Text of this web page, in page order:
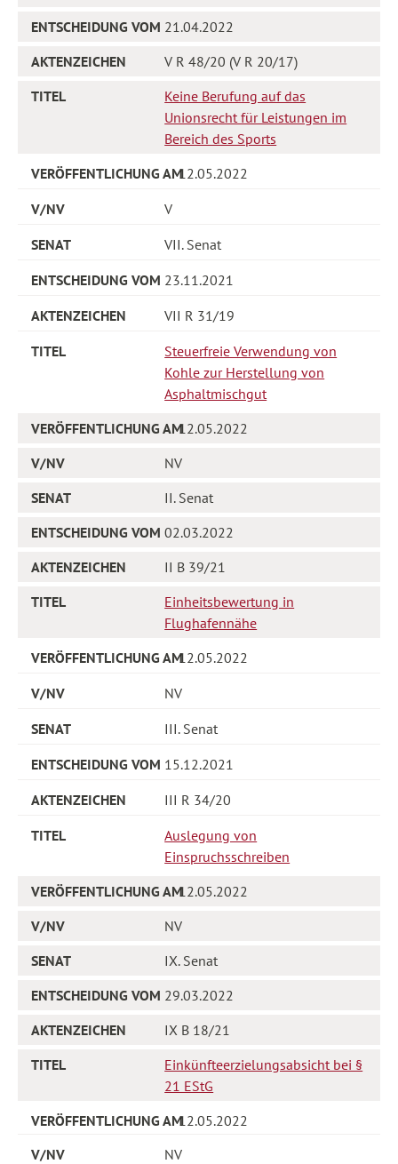
21.04.2022
V R 48/20 (V R 20/17)
Keine Berufung auf das
Unionsrecht für Leistungen im
Bereich des Sports
12.05.2022
V
VII. Senat
23.11.2021
VII R 31/19
Steuerfreie Verwendung von
Kohle zur Herstellung von
Asphaltmischgut
12.05.2022
NV
II. Senat
02.03.2022
II B 39/21
Einheitsbewertung in
Flughafennähe
12.05.2022
NV
III. Senat
15.12.2021
III R 34/20
Auslegung von
Einspruchsschreiben
12.05.2022
NV
IX. Senat
29.03.2022
IX B 18/21
Einkünfteerzielungsabsicht bei §
21 EStG
12.05.2022
NV